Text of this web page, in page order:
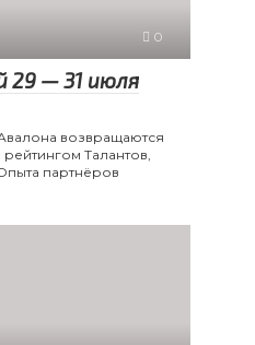
0
29 — 31 июля
возвращаются
Талантов,
партнёров